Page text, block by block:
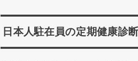
日本人駐在員の定期健康診